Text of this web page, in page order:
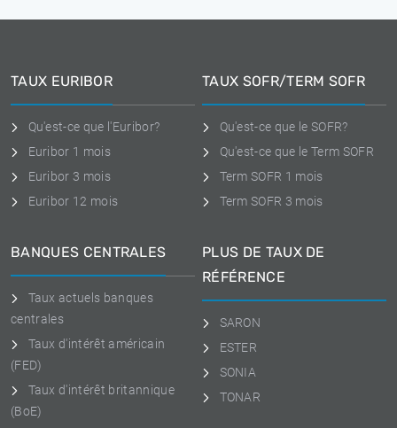
TAUX EURIBOR
Qu'est-ce que l'Euribor?
Euribor 1 mois
Euribor 3 mois
Euribor 12 mois
TAUX SOFR/TERM SOFR
Qu'est-ce que le SOFR?
Qu'est-ce que le Term SOFR
Term SOFR 1 mois
Term SOFR 3 mois
BANQUES CENTRALES
Taux actuels banques
centrales
Taux d'intérêt américain
(FED)
Taux d'intérêt britannique
(BoE)
PLUS DE TAUX DE
RÉFÉRENCE
SARON
ESTER
SONIA
TONAR